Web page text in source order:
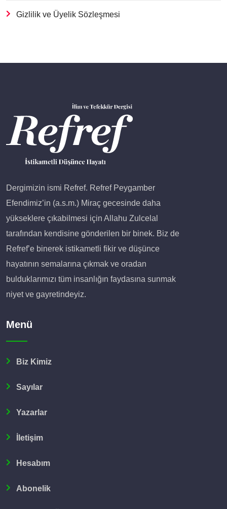
Gizlilik ve Üyelik Sözleşmesi
Dergimizin ismi Refref. Refref Peygamber
Efendimiz’in (a.s.m.) Miraç gecesinde daha
yükseklere çıkabilmesi için Allahu Zulcelal
tarafından kendisine gönderilen bir binek. Biz de
Refref’e binerek istikametli fikir ve düşünce
hayatının semalarına çıkmak ve oradan
bulduklarımızı tüm insanlığın faydasına sunmak
niyet ve gayretindeyiz.
Menü
Biz Kimiz
Sayılar
Yazarlar
İletişim
Hesabım
Abonelik